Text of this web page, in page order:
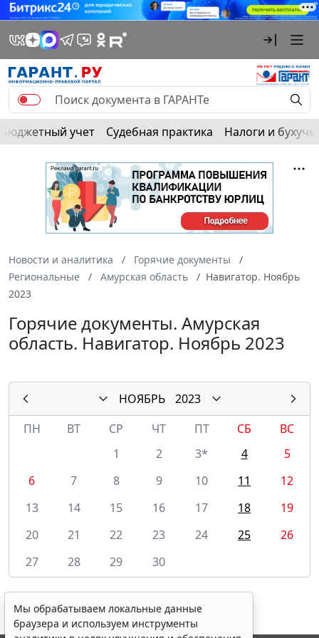
Бюджетный учет Судебная практика Налоги и
Новости и аналитика
Горячие документы
Региональные
Амурская область
Навигатор. Ноябрь
2023
Горячие документы. Амурская
область. Навигатор. Ноябрь 2023
НОЯБРЬ
2023
ПН
ВТ СР ЧТ ПТ СБ
ВС
1
2 3* 4
5
6
7 8 9 10 11
12
13
14 15 16 17 18
19
20
21 22 23 24 25
26
27
28 29 30
Мы обрабатываем локальные данные
браузера и используем инструменты